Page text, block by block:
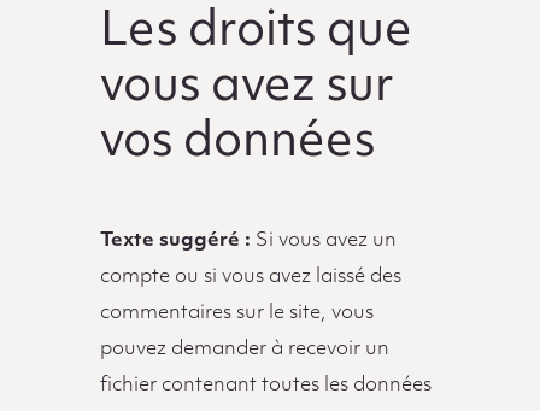
Les droits que
vous avez sur
vos données
Texte suggéré : Si vous avez un
compte ou si vous avez laissé des
commentaires sur le site, vous
pouvez demander à recevoir un
fichier contenant toutes les données